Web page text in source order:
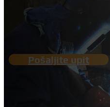
Pošaljite upit